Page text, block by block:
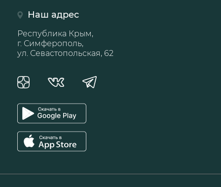
Наш адрес
Республика Крым,
г. Симферополь,
ул. Севастопольская, 62